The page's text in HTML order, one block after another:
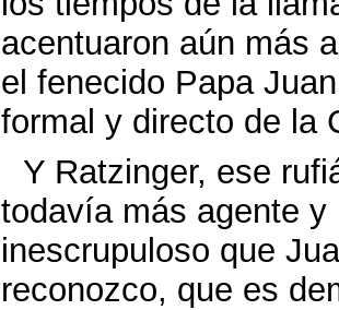
acentuaron aún más
el fenecido Papa
formal y directo de la
Y Ratzinger, ese
todavía más agente
inescrupuloso que
reconozco, que es